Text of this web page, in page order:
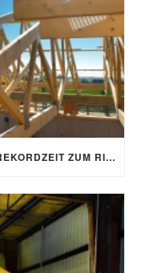
MIT NAGELPLATTENBINDERN IN REKORDZEIT ZUM RICHTFEST